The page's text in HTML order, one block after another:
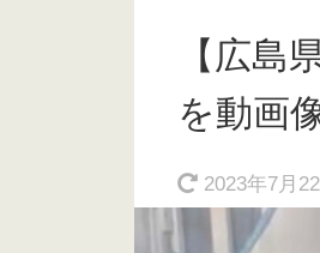
【広島
を動画
2023年7月